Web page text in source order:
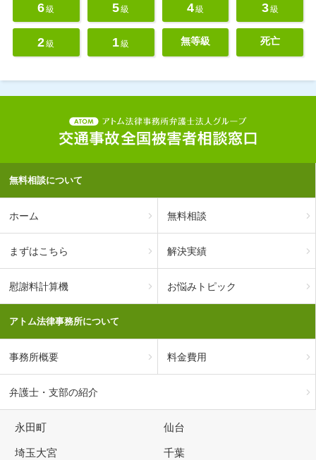
6級 5級 4級 3級
2級 1級 無等級 死亡
無料相談について
ホーム 無料相談
まずはこちら 解決実績
慰謝料計算機 お悩みトピック
アトム法律事務所について
事務所概要 料金費用
弁護士・支部の紹介
永田町 仙台
埼玉大宮 千葉